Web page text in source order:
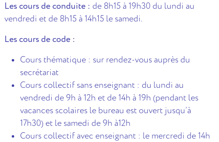
Les cours de conduite : de 8h15 à 19h30 du lundi au
vendredi et de 8h15 à 14h15 le samedi.
Les cours de code :
Cours thématique : sur rendez-vous auprès du
secrétariat
Cours collectif sans enseignant : du lundi au
vendredi de 9h à 12h et de 14h à 19h (pendant les
vacances scolaires le bureau est ouvert jusqu’à
17h30) et le samedi de 9h à12h
Cours collectif avec enseignant : le mercredi de 14h